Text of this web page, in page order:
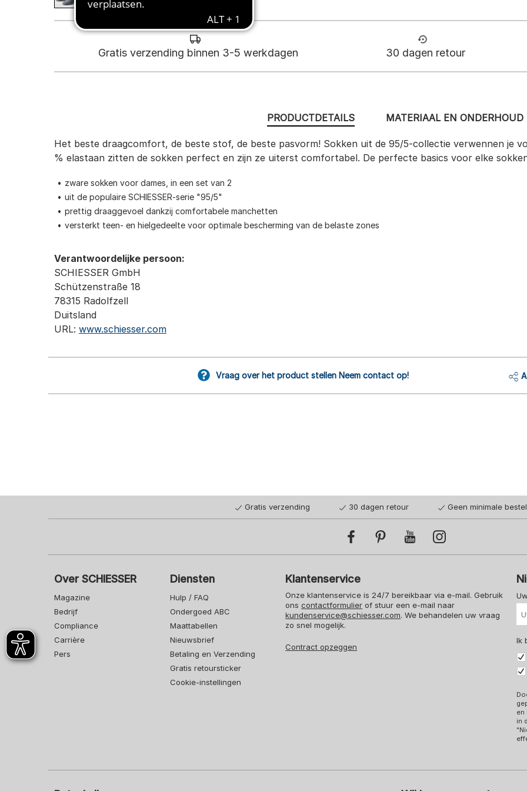
Gratis verzending binnen 3-5 werkdagen 30 dagen retour
PRODUCTDETAILS
Het beste draagcomfort, de beste stof, de beste pasvorm! Sokken uit de 95/5-collectie verwennen je
% elastaan zitten de sokken perfect en zijn ze uiterst comfortabel. De perfecte basics voor elke
zware sokken voor dames, in een set van 2
uit de populaire SCHIESSER-serie "95/5"
prettig draaggevoel dankzij comfortabele manchetten
versterkt teen- en hielgedeelte voor optimale bescherming van de belaste zones
Verantwoordelijke persoon:
SCHIESSER GmbH
Schützenstraße 18
78315 Radolfzell
Duitsland
URL: www.schiesser.com
MATERIAAL EN ONDERHOUD
Vraag over het product stellen Neem contact op!
Gratis verzending 30 dagen retour Geen minimale
Over SCHIESSER
Magazine
Bedrijf
Compliance
Carrière
Pers
Diensten
Hulp / FAQ
Ondergoed ABC
Maattabellen
Nieuwsbrief
Betaling en Verzending
Gratis retoursticker
Cookie-instellingen
Klantenservice
Onze klantenservice is 24/7 bereikbaar via e-mail. Gebruik
onscontactformulier of stuur een e-mail naar
kundenservice@schiesser.com. We behandelen uw vraag
zo snel mogelijk.
Contract opzeggen
Ik
en
in